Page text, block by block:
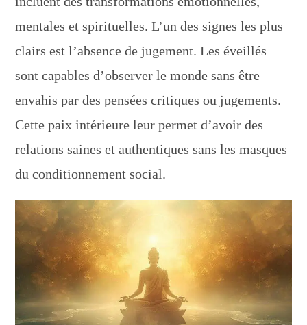
mentales et spirituelles. L’un des signes les plus
clairs est l’absence de jugement. Les éveillés
sont capables d’observer le monde sans être
envahis par des pensées critiques ou jugements.
Cette paix intérieure leur permet d’avoir des
relations saines et authentiques sans les masques
du conditionnement social.